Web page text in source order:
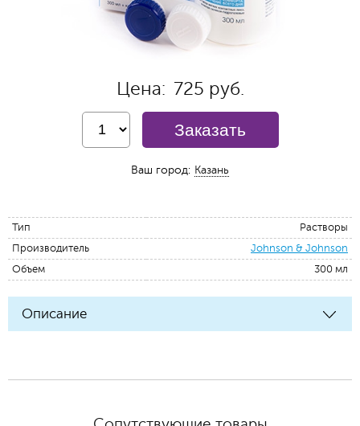
Цена: 725 руб.
Заказать
Ваш город: Казань
Тип
Растворы
Производитель
Johnson & Johnson
Объем
300 мл
Описание